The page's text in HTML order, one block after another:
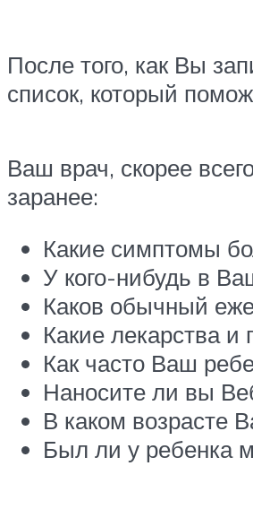
После того, как Вы
список, который
Ваш врач, скорее
заранее:
Какие симптомы
У кого-нибудь в
Каков обычный
Какие лекарства
Как часто Ваш
Наносите ли вы
В каком возрасте
Был ли у ребенка